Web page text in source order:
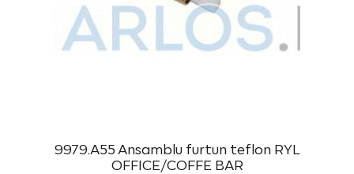
9979.A55 Ansamblu furtun teflon RYL
OFFICE/COFFE BAR